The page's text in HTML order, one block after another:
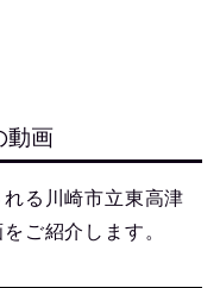
動画
る川崎市立東高津
ご紹介します。